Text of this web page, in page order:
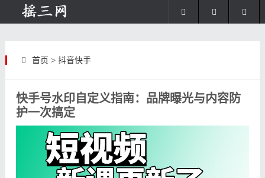
首页 > 抖音快手
快手号水印自定义指南：品牌曝光与内容防
护一次搞定